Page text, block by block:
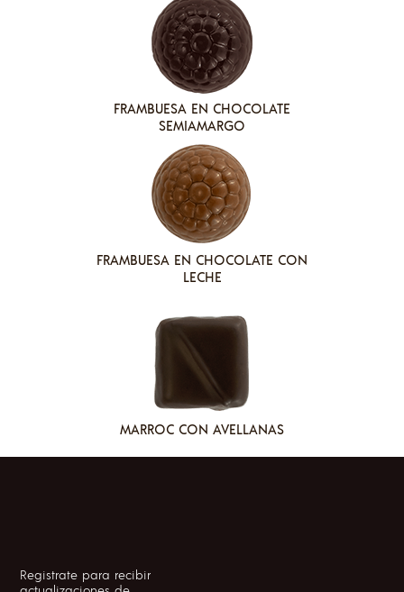
FRAMBUESA EN CHOCOLATE
SEMIAMARGO
FRAMBUESA EN CHOCOLATE CON
LECHE
MARROC CON AVELLANAS
FOOTER
Registrate para recibir